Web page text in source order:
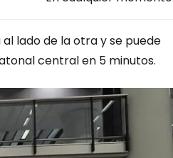
lado de la otra y se puede
central en 5 minutos.